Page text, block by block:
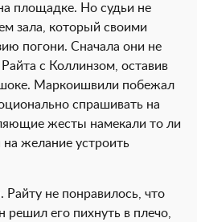
площадке. Но судьи не
зала, который своими
погони. Сначала они не
с Коллинзом, оставив
Маркоишвили побежал
спрашивать на
жесты намекали то ли
желание устроить
не понравилось, что
решил его пихнуть в плечо,